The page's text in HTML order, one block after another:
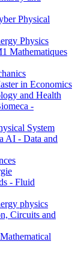
Physical
Physics
Mathematiques
in Economics
and Health
-
System
AI - Data and
- Fluid
physics
Circuits and